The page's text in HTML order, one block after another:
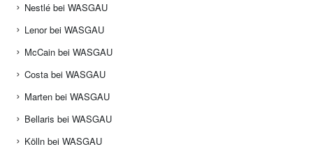
Nestlé bei WASGAU
Lenor bei WASGAU
McCain bei WASGAU
Costa bei WASGAU
Marten bei WASGAU
Bellaris bei WASGAU
Kölln bei WASGAU